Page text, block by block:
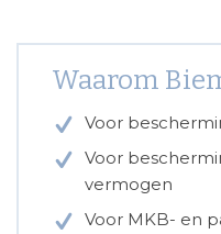
Waarom
Voor
Voor
vermogen
Voor MKB- en